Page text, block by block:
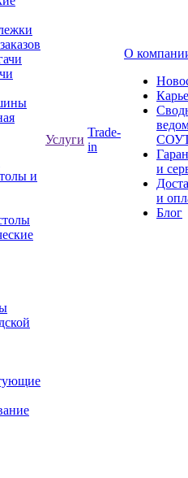
и
Услуги
Trade-
in
О
и
и
Блог